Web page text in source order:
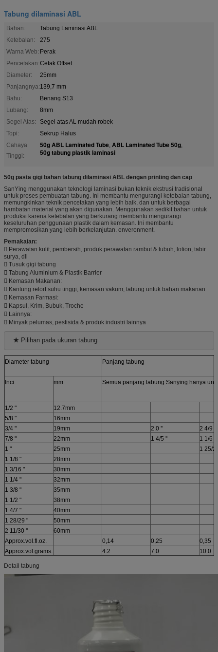
Tabung dilaminasi ABL
Bahan:
Tabung Laminasi ABL
Ketebalan:
275
Warna Web: Perak
Pencetakan:Cetak Offset
Diameter:
25mm
Panjangnya:139,7 mm
Bahu:
Benang S13
Lubang:
8mm
Segel Atas:
Segel atas AL mudah robek
Topi:
Sekrup Halus
Cahaya
Tinggi:
50g ABL Laminated Tube, ABL Laminated Tube 50g,
50g tabung plastik laminasi
50g pasta gigi bahan tabung dilaminasi ABL dengan printing dan cap
SanYing menggunakan teknologi laminasi bukan teknik ekstrusi tradisional
untuk proses pembuatan tabung. Ini membantu mengurangi ketebalan tabung,
memungkinkan teknik pencetakan yang lebih baik, dan untuk berbagai
hambatan material yang akan digunakan. Menggunakan sedikit bahan untuk
produksi karena ketebalan yang berkurang membantu mengurangi
keseluruhan penggunaan plastik dalam kemasan. Ini membantu
mempromosikan yang lebih berkelanjutan. enveronment.
Pemakaian:
 Perawatan kulit, pembersih, produk perawatan rambut & tubuh, lotion, tabir
surya, dll
 Tusuk gigi tabung
 Tabung Aluminium & Plastik Barrier
 Kemasan Makanan:
 Kantung retort suhu tinggi, kemasan vakum, tabung untuk bahan makanan
 Kemasan Farmasi:
 Kapsul, Krim, Bubuk, Troche
 Lainnya:
 Minyak pelumas, pestisida & produk industri lainnya
★ Pilihan pada ukuran tabung
Diameter tabung Panjang tabung
Inci mm Semua panjang tabung Sanying hanya
1/2 "
12.7mm
5/8 "
16mm
3/4 "
19mm 2.0 ''
2 4/9 ''
7/8 "
22mm 1 4/5 ''
1 1/6 ''
1 "
25mm
1 25/
1 1/8 "
28mm
1 3/16 "
30mm
1 1/4 "
32mm
1 3/8 "
35mm
1 1/2 "
38mm
1 4/7 "
40mm
1 28/29 "
50mm
2 11/30 ''
60mm
Approx.vol.fl.oz.
0,14 0,25
0,35
Approx.vol.grams.
4.2 7.0 10.0
Detail tabung